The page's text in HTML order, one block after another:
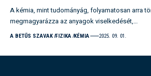
A kémia, mint tudományág, folyamatosan arra
megmagyarázza az anyagok viselkedését,…
A BETŰS SZAVAK FIZIKA KÉMIA 2025. 09. 01.